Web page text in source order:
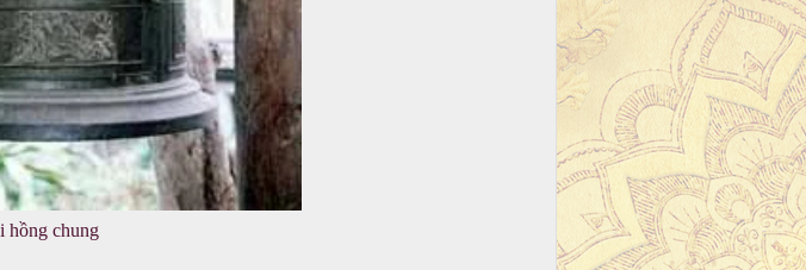
hồng chung